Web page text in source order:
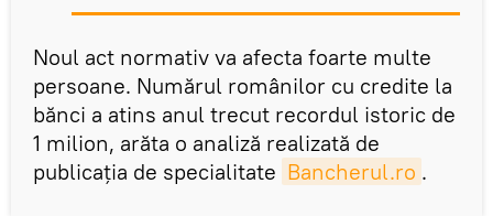
Noul act normativ va afecta foarte multe
persoane. Numărul românilor cu credite la
bănci a atins anul trecut recordul istoric de
1 milion, arăta o analiză realizată de
publicația de specialitate Bancherul.ro .